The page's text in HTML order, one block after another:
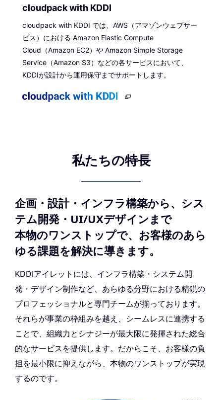
cloudpack with KDDI
cloudpack with KDDI では、AWS（アマゾンウェブサー
ビス）における Amazon Elastic Compute
Cloud（Amazon EC2）や Amazon Simple Storage
Service（Amazon S3）などの各サービスにおいて、
KDDIが設計から運用保守までサポートします。
私たちの特長
企画・設計・インフラ構築から、シス
テム開発・UI/UXデザインまで
本物のワンストップで、お客様のあら
ゆる課題を解決に導きます。
KDDIアイレットには、インフラ構築・システム開
発・デザイン制作など、あらゆる分野における精鋭の
プロフェッショナルと専門チームが揃っております。
それらが事業の枠組みを越え、シームレスに連携する
ことで、組織力とシナジーが最大限に発揮された総合
的なサービスを提供します。だからこそ、お客様の負
担を最小限に抑えながら、本物のワンストップが実現
するのです。